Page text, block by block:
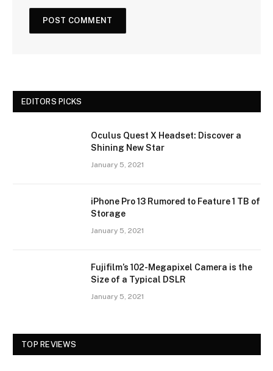
EDITORS PICKS
Oculus Quest X Headset: Discover a
Shining New Star
January 5, 2021
iPhone Pro 13 Rumored to Feature 1 TB of
Storage
January 5, 2021
Fujifilm’s 102-Megapixel Camera is the
Size of a Typical DSLR
January 5, 2021
TOP REVIEWS